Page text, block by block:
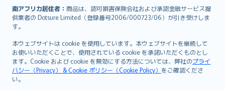
南アフリカ居住者： 商品は、認可損害保険会社および承認金融サービス提
供業者の Dotsure Limited（登録番号2006/000723/06）が引き受けしま
す。
本ウェブサイトは cookie を使用しています。本ウェブサイトを継続して
お使いいただくことで、使用されている cookie を承諾いただくものとし
ます。Cookie および cookie を無効にする方法については、弊社のプライ
バシー（Privacy） & Cookie ポリシー（Cookie Policy） をご確認くださ
い。